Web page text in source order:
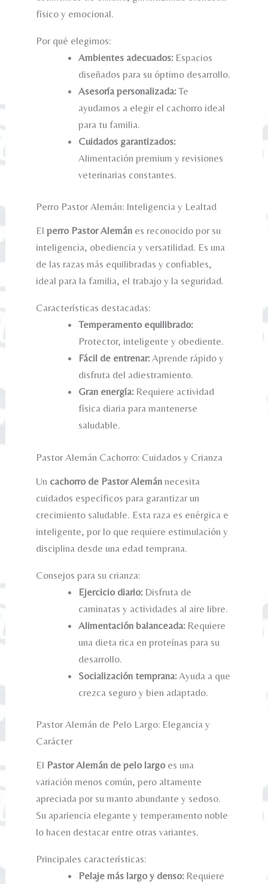
físico y emocional.
Por qué elegirnos:
Ambientes adecuados:Espacios
diseñados para su óptimo desarrollo.
Asesoría personalizada:Te
ayudamos a elegir el cachorro ideal
para tu familia.
Cuidados garantizados:
Alimentación premium y revisiones
veterinarias constantes.
Perro Pastor Alemán: Inteligencia y Lealtad
Elperro Pastor Alemán es reconocido por su
inteligencia, obediencia y versatilidad. Es una
de las razas más equilibradas y confiables,
ideal para la familia, el trabajo y la seguridad.
Características destacadas:
Temperamento equilibrado:
Protector, inteligente y obediente.
Fácil de entrenar:Aprende rápido y
disfruta del adiestramiento.
Gran energía:Requiere actividad
física diaria para mantenerse
saludable.
Pastor Alemán Cachorro: Cuidados y Crianza
Un cachorro de Pastor Alemán necesita
cuidados específicos para garantizar un
crecimiento saludable. Esta raza es enérgica e
inteligente, por lo que requiere estimulación y
disciplina desde una edad temprana.
Consejos para su crianza:
Ejercicio diario:Disfruta de
caminatas y actividades al aire libre.
Alimentación balanceada:Requiere
una dieta rica en proteínas para su
desarrollo.
Socialización temprana:Ayuda a que
crezca seguro y bien adaptado.
Pastor Alemán de Pelo Largo: Elegancia y
Carácter
El Pastor Alemán de pelo largoes una
variación menos común, pero altamente
apreciada por su manto abundante y sedoso.
Su apariencia elegante y temperamento noble
lo hacen destacar entre otras variantes.
Principales características:
Pelaje más largo y denso:Requiere